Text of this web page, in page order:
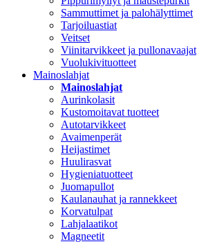
Sammuttimet ja palohälyttimet
Tarjoiluastiat
Veitset
Viinitarvikkeet ja pullonavaajat
Vuolukivituotteet
Mainoslahjat
Mainoslahjat
Aurinkolasit
Kustomoitavat tuotteet
Autotarvikkeet
Avaimenperät
Heijastimet
Huulirasvat
Hygieniatuotteet
Juomapullot
Kaulanauhat ja rannekkeet
Korvatulpat
Lahjalaatikot
Magneetit